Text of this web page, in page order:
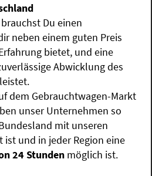
Du einen
neben einem guten Preis
bietet, und eine
Abwicklung des
dem Gebrauchtwagen-Markt
unser Unternehmen so
mit unseren
und in jeder Region eine
24 Stunden möglich ist.